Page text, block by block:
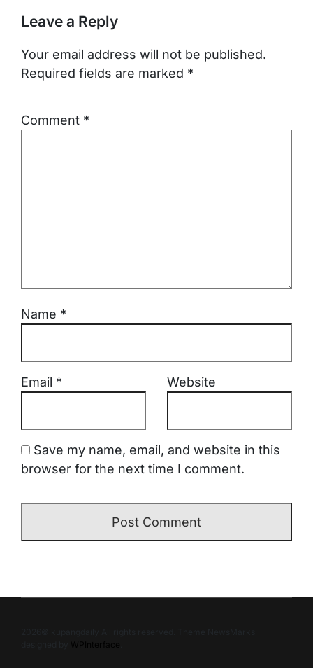
Leave a Reply
Your email address will not be published.
Required fields are marked *
Comment *
Name *
Email * Website
Save my name, email, and website in this
browser for the next time I comment.